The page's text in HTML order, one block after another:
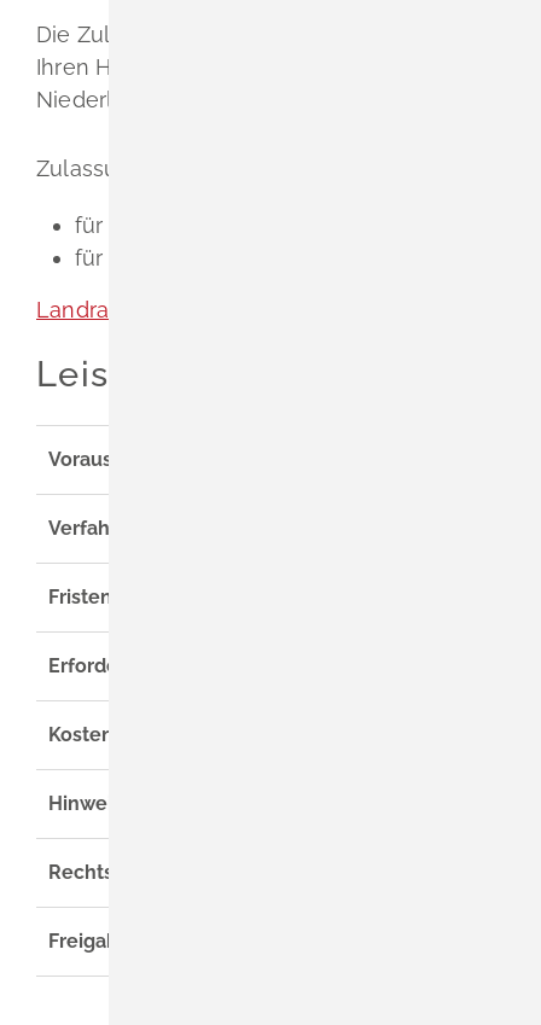
Die Zulassungsbehörde, in deren Bezirk Sie
Ihren Hauptwohnsitz, Betriebssitz oder Ihre
Niederlassung haben.
Zulassungsbehörde ist
für einen Stadtkreis: die Stadtverwaltung
für einen Landkreis: das Landratsamt
Landratsamt Lörrach
Leistungsdetails
Voraussetzungen
Verfahrensablauf
Fristen
Erforderliche Unterlagen
Kosten
Hinweise
Rechtsgrundlage
Freigabevermerk